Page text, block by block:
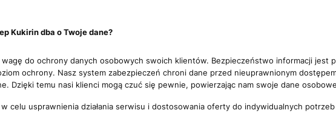
Kukirin dba o Twoje dane?
wagę do ochrony danych osobowych swoich klientów. Bezpieczeństwo informacji
ochrony. Nasz system zabezpieczeń chroni dane przed nieuprawnionym
Dzięki temu nasi klienci mogą czuć się pewnie, powierzając nam swoje dane
celu usprawnienia działania serwisu i dostosowania oferty do indywidualnych